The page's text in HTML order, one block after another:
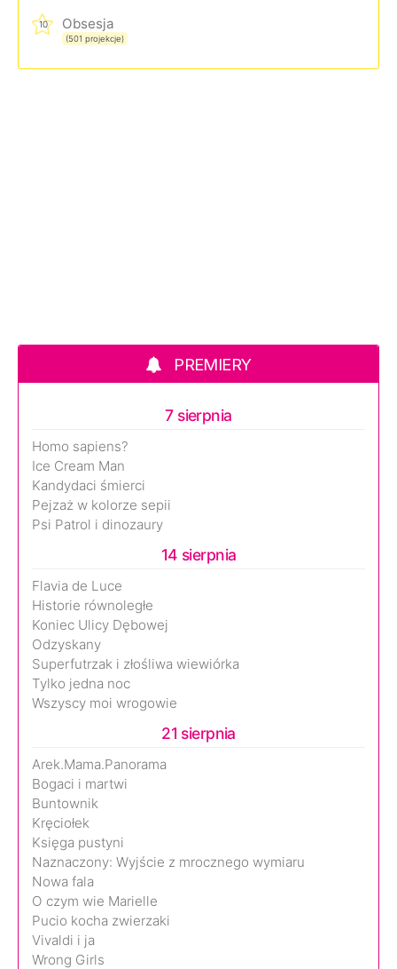
10 Obsesja
(501 projekcje)
PREMIERY
7 sierpnia
Homo sapiens?
Ice Cream Man
Kandydaci śmierci
Pejzaż w kolorze sepii
Psi Patrol i dinozaury
14 sierpnia
Flavia de Luce
Historie równoległe
Koniec Ulicy Dębowej
Odzyskany
Superfutrzak i złośliwa wiewiórka
Tylko jedna noc
Wszyscy moi wrogowie
21 sierpnia
Arek.Mama.Panorama
Bogaci i martwi
Buntownik
Kręciołek
Księga pustyni
Naznaczony: Wyjście z mrocznego wymiaru
Nowa fala
O czym wie Marielle
Pucio kocha zwierzaki
Vivaldi i ja
Wrong Girls